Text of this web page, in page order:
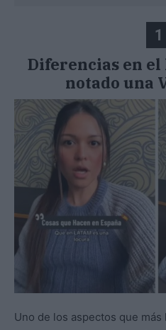
1
Diferencias en
notado una
Uno de los aspectos que